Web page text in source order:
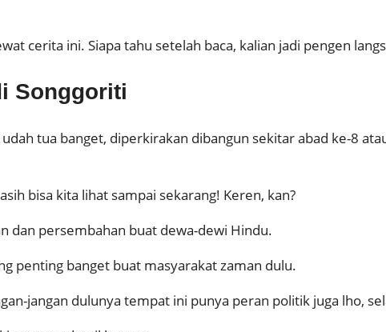
cerita ini. Siapa tahu setelah baca, kalian jadi pengen
Songgoriti
tua banget, diperkirakan dibangun sekitar abad ke-8
bisa kita lihat sampai sekarang! Keren, kan?
dan persembahan buat dewa-dewi Hindu.
penting banget buat masyarakat zaman dulu.
jangan dulunya tempat ini punya peran politik juga lho,